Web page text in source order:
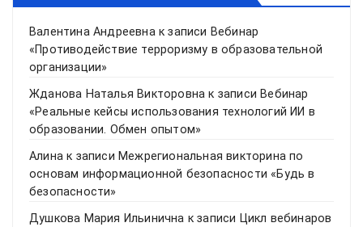
Валентина Андреевнак записи Вебинар
«Противодействие терроризму в образовательной
организации»
Жданова Наталья Викторовна к записи Вебинар
«Реальные кейсы использования технологий ИИ в
образовании. Обмен опытом»
Алина к записи Межрегиональная викторина по
основам информационной безопасности «Будь в
безопасности»
Душкова Мария Ильинична к записи Цикл вебинаров